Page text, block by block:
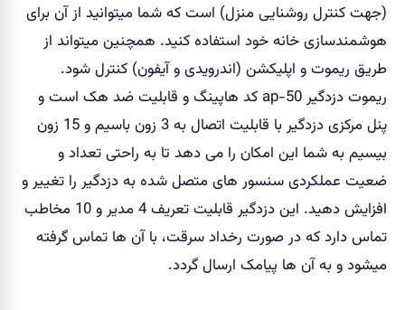
(جهت کنترل روشنایی منزل) است که شما میتوانید از آن برای
هوشمندسازی خانه خود استفاده کنید. همچنین میتواند از
طریق ریموت و اپلیکشن (اندرویدی و آیفون) کنترل شود.
ریموت دزدگیر ap-50 کد هاپینگ و قابلیت ضد هک است و
پنل مرکزی دزدگیر با قابلیت اتصال به 3 زون باسیم و 15 زون
بیسیم به شما این امکان را می دهد تا به راحتی تعداد و
ضعیت عملکردی سنسور های متصل شده به دزدگیر را تغییر و
افزایش دهید. این دزدگیر قابلیت تعریف 4 مدیر و 10 مخاطب
تماس دارد که در صورت رخداد سرقت، با آن ها تماس گرفته
میشود و به آن ها پیامک ارسال گردد.